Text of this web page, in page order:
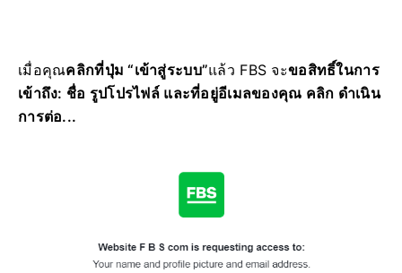
เมื่อคุณคลิกที่ปุ่ม “เข้าสู่ระบบ”แล้ว FBS จะขอสิทธิ์ในการ
เข้าถึง: ชื่อ รูปโปรไฟล์ และที่อยู่อีเมลของคุณ คลิก ดำเนิน
การต่อ...